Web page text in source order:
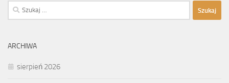
Szukaj:
ARCHIWA
sierpień 2026